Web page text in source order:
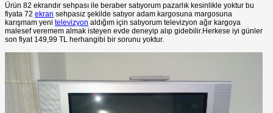
Ürün 82 ekrandır sehpası ile beraber satıyorum pazarlık kesinlikle yoktur bu
fiyata 72 ekran sehpasız şekilde satıyor adam kargosuna margosuna
karışmam yeni televizyon aldığım için satıyorum televizyon ağır kargoya
malesef veremem almak isteyen evde deneyip alıp gidebilir.Herkese iyi günler
son fiyat 149,99 TL herhangibi bir sorunu yoktur.